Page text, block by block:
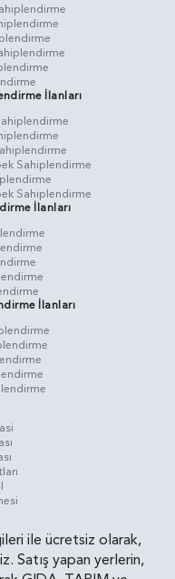
İlanları
Sahiplendirme
Sahiplendirme
İlanları
İlanları
ile ücretsiz olarak,
Satış yapan yerlerin,